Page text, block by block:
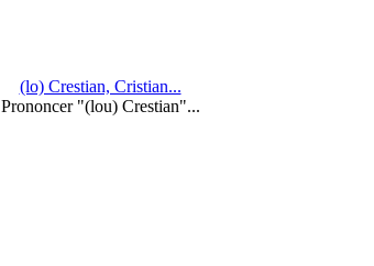
(lo) Crestian, Cristian...
Prononcer "(lou) Crestian"...